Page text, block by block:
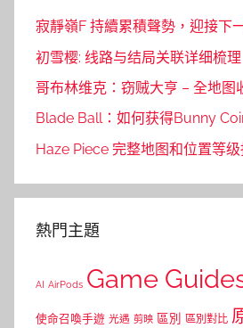
寂靜嶺F 持續累積聲勢，迎接下
初雪樱: 线路与结局关联详细梳理
哥布林维克：窃贼大亨 – 全地图
Blade Ball：如何获得Bunny
Haze Piece 完整地图和位置等级
熱門主題
AI AirPods Game
使命召喚手遊 光遇 剪映 區別 區別對比